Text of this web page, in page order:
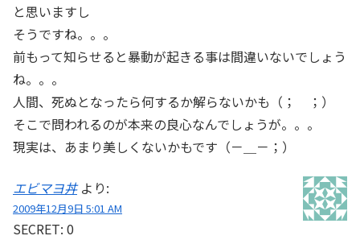
と思いますし
そうですね。。。
前もって知らせると暴動が起きる事は間違いないでしょう
ね。。。
人間、死ぬとなったら何するか解らないかも（； ；）
そこで問われるのが本来の良心なんでしょうが。。。
現実は、あまり美しくないかもです（－＿－；）
エビマヨ丼 より:
2009年12月9日 5:01 AM
SECRET: 0